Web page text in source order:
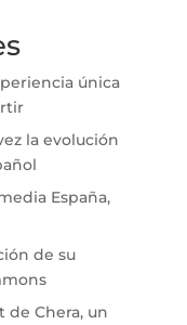
única
la evolución
España,
de su
de Chera, un